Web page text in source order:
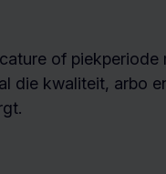
of piekperiode
die kwaliteit, arbo